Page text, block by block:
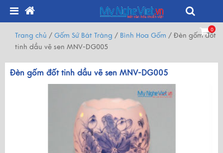
0
Trang chủ / Gốm Sứ Bát Tràng / Bình Hoa Gốm / Đèn gốm đốt
tinh dầu vẽ sen MNV-DG005
Đèn gốm đốt tinh dầu vẽ sen MNV-DG005